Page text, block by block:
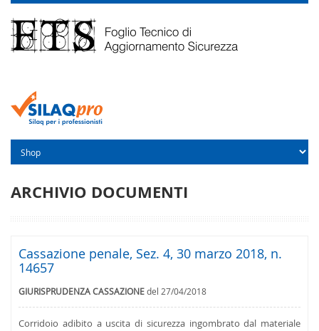
ARCHIVIO DOCUMENTI
Cassazione penale, Sez. 4, 30 marzo 2018, n.
14657
GIURISPRUDENZA CASSAZIONEdel 27/04/2018
Corridoio adibito a uscita di sicurezza ingombrato dal materiale